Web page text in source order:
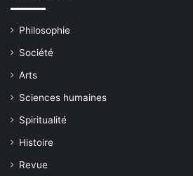
Philosophie
Société
Arts
Sciences humaines
Spiritualité
Histoire
Revue